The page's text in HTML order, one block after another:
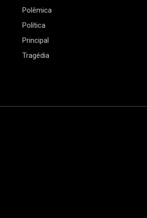
Polêmica
Política
Principal
Tragédia